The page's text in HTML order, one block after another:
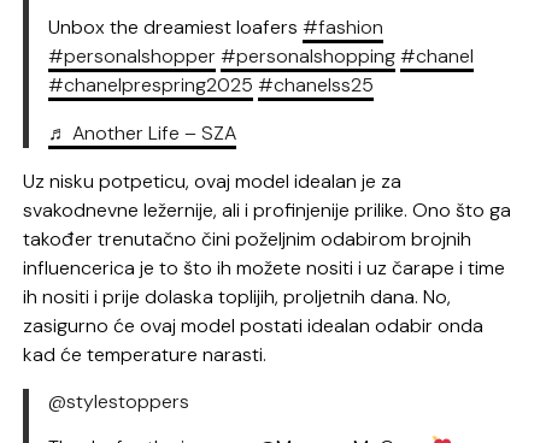
Unbox the dreamiest loafers#fashion
#personalshopper#personalshopping#chanel
#chanelprespring2025 #chanelss25
♬ Another Life – SZA
Uz nisku potpeticu, ovaj model idealan je za
svakodnevne ležernije, ali i profinjenije prilike. Ono što ga
također trenutačno čini poželjnim odabirom brojnih
influencerica je to što ih možete nositi i uz čarape i time
ih nositi i prije dolaska toplijih, proljetnih dana. No,
zasigurno će ovaj model postati idealan odabir onda
kad će temperature narasti.
@stylestoppers